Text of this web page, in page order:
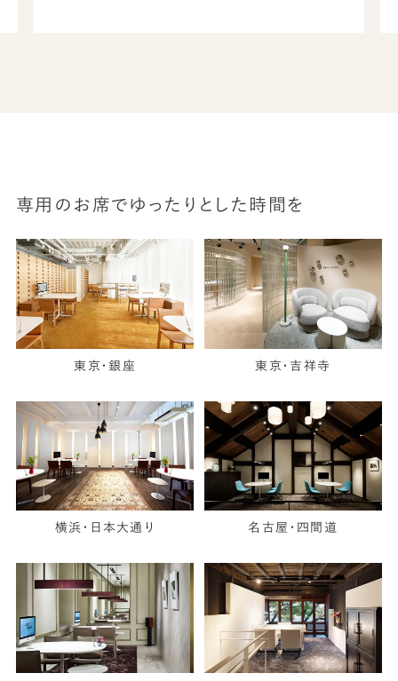
専用のお席でゆったりとした時間を
東京・銀座 東京・吉祥寺
横浜・日本大通り 名古屋・四間道